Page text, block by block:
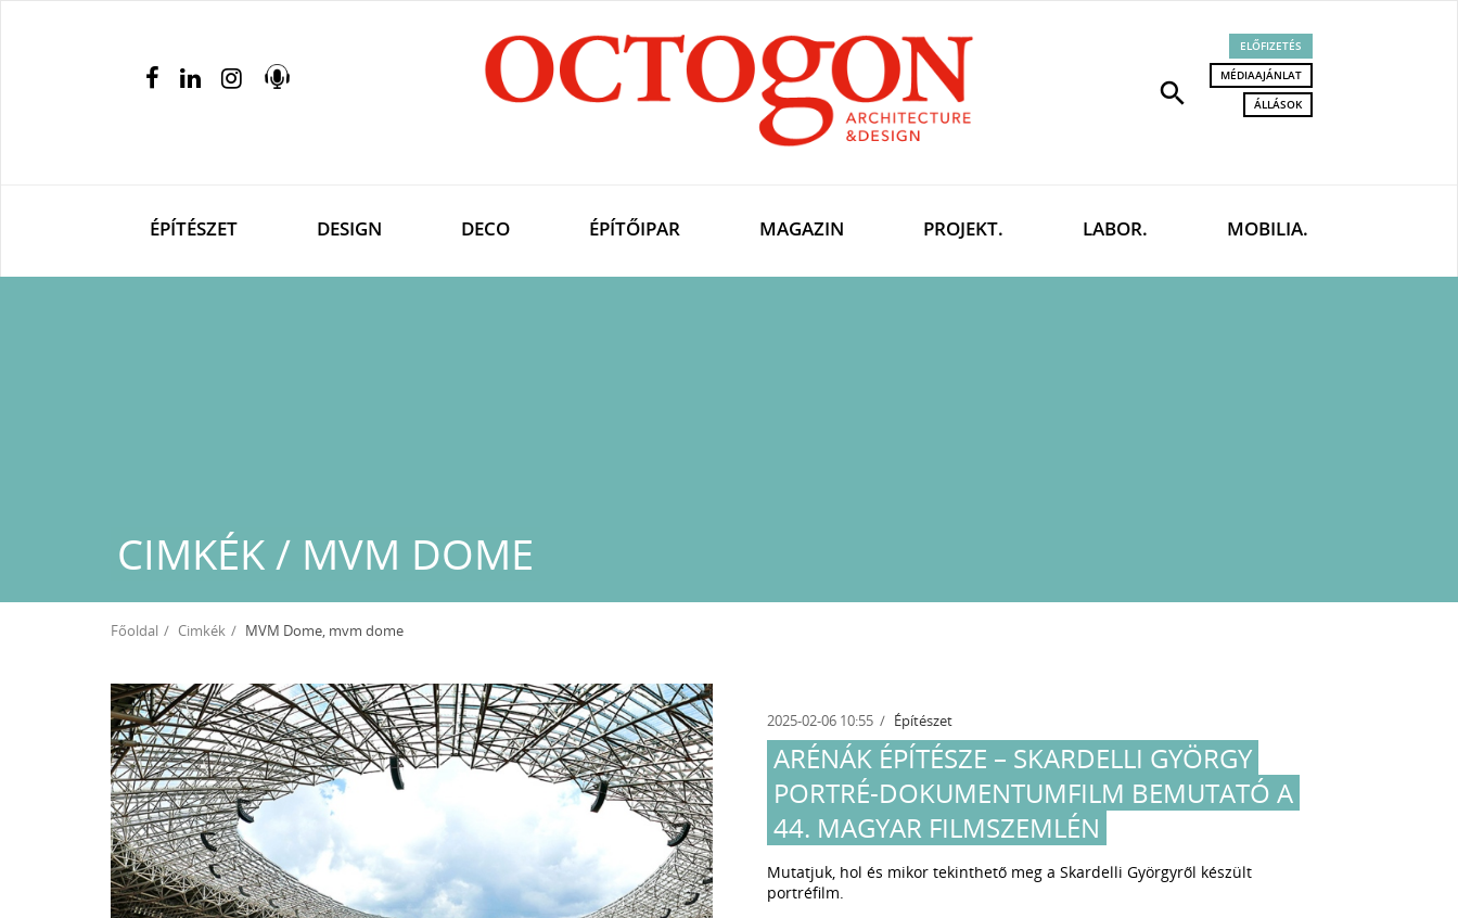
search
ELŐFIZETÉS
MÉDIAAJÁNLAT
ÁLLÁSOK
ÉPÍTÉSZET DESIGN DECO ÉPÍTŐIPAR MAGAZIN PROJEKT. LABOR. MOBILIA.
CIMKÉK / MVM DOME
Főoldal Cimkék MVM Dome, mvm dome
2025-02-06 10:55 Építészet
ARÉNÁK ÉPÍTÉSZE – SKARDELLI GYÖRGY
PORTRÉ-DOKUMENTUMFILM BEMUTATÓ A
44. MAGYAR FILMSZEMLÉN
Mutatjuk, hol és mikor tekinthető meg a Skardelli Györgyről készült
portréfilm.